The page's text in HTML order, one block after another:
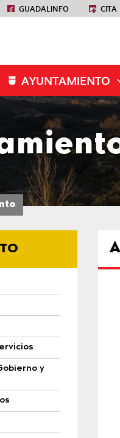
GUADALINFO CITA
AYUNTAMIENTO
y